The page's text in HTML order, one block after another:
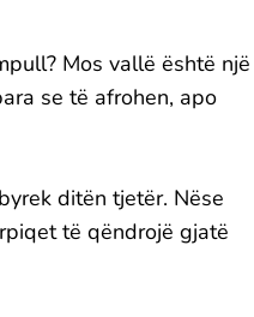
Mos vallë është një
se të afrohen, apo
ditën tjetër. Nëse
të qëndrojë gjatë